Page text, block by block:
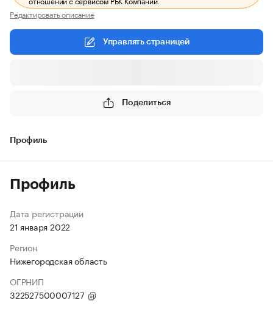
Редактировать описание
Управлять страницей
Поделиться
Профиль
Профиль
Дата регистрации
21 января 2022
Регион
Нижегородская область
ОГРНИП
322527500007127